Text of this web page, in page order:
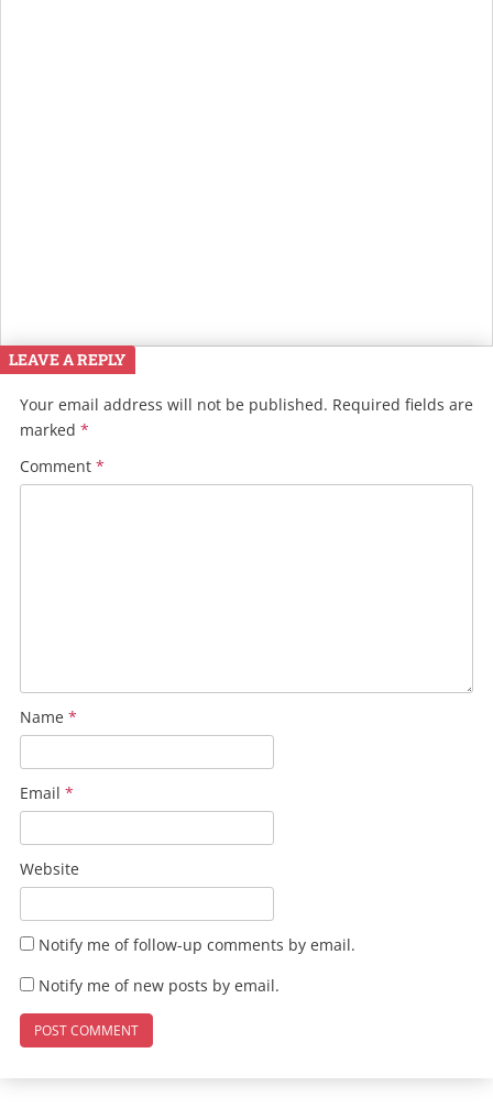
LEAVE A REPLY
Your email address will not be published. Required fields are
marked *
Comment *
Name *
Email *
Website
Notify me of follow-up comments by email.
Notify me of new posts by email.